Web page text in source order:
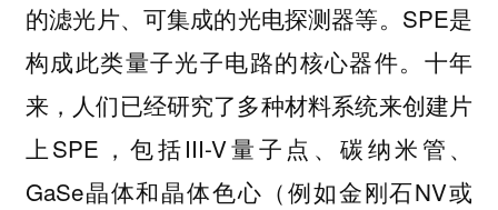
的滤光片、可集成的光电探测器等。SPE是
构成此类量子光子电路的核心器件。十年
来，人们已经研究了多种材料系统来创建片
上SPE，包括III-V量子点、碳纳米管、
GaSe晶体和晶体色心（例如金刚石NV或